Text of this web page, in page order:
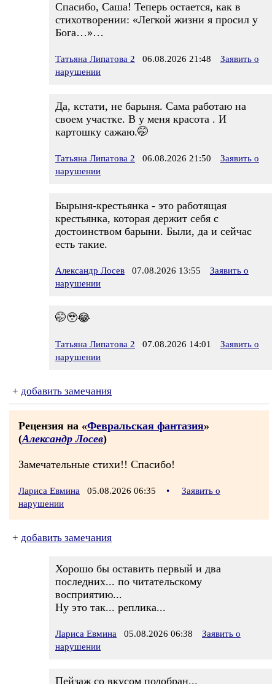
Спасибо, Саша! Теперь остается, как в
стихотворении: «Легкой жизни я просил у
Бога…»…
Татьяна Липатова 2 06.08.2026 21:48
Заявить о
нарушении
Да, кстати, не барыня. Сама работаю на
своем участке. В у меня красота . И
картошку сажаю.🤭
Татьяна Липатова 2 06.08.2026 21:50
Заявить о
нарушении
Бырыня-крестьянка - это работящая
крестьянка, которая держит себя с
достоинством барыни. Были, да и сейчас
есть такие.
Александр Лосев 07.08.2026 13:55
Заявить о
нарушении
🤭🥹😂
Татьяна Липатова 2 07.08.2026 14:01
Заявить о
нарушении
+ добавить замечания
Рецензия на «Февральская фантазия»
(Александр Лосев)
Замечательные стихи!! Спасибо!
Лариса Евмина 05.08.2026 06:35 •
Заявить о
нарушении
+ добавить замечания
Хорошо бы оставить первый и два
последних... по читательскому
восприятию...
Ну это так... реплика...
Лариса Евмина 05.08.2026 06:38
Заявить о
нарушении
Пейзаж со вкусом подобран...